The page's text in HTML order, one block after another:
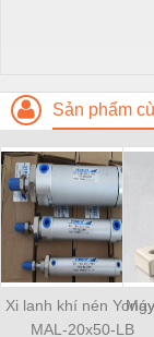
Sản phẩm
Xi lanh khí nén
MAL-20x50-LB